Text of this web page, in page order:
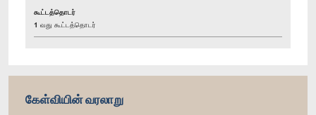
கூட்டத்தொடர்
1 வது கூட்டத்தொடர்
கேள்வியின் வரலாறு